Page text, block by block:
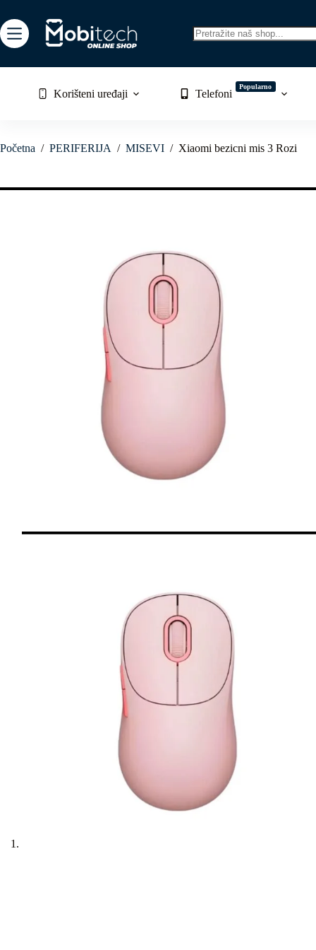
to
content
Korišteni uređaji Telefoni
Popularno
Početna / PERIFERIJA / MISEVI / Xiaomi bezicni mis 3 Rozi